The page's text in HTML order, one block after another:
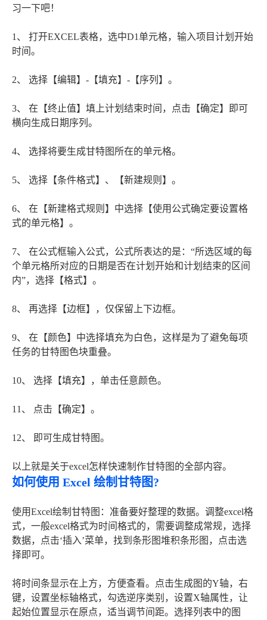
习一下吧！
1、 打开EXCEL表格，选中D1单元格，输入项目计划开始
时间。
2、 选择【编辑】-【填充】-【序列】。
3、 在【终止值】填上计划结束时间，点击【确定】即可
横向生成日期序列。
4、 选择将要生成甘特图所在的单元格。
5、 选择【条件格式】、【新建规则】。
6、 在【新建格式规则】中选择【使用公式确定要设置格
式的单元格】。
7、 在公式框输入公式，公式所表达的是：“所选区域的每
个单元格所对应的日期是否在计划开始和计划结束的区间
内”，选择【格式】。
8、 再选择【边框】，仅保留上下边框。
9、 在【颜色】中选择填充为白色，这样是为了避免每项
任务的甘特图色块重叠。
10、 选择【填充】，单击任意颜色。
11、 点击【确定】。
12、 即可生成甘特图。
以上就是关于excel怎样快速制作甘特图的全部内容。
如何使用 Excel 绘制甘特图?
使用Excel绘制甘特图：准备要好整理的数据。调整excel格
式，一般excel格式为时间格式的，需要调整成常规，选择
数据，点击‘插入’菜单，找到条形图堆积条形图，点击选
择即可。
将时间条显示在上方，方便查看。点击生成图的Y轴，右
键，设置坐标轴格式，勾选逆序类别，设置X轴属性，让
起始位置显示在原点，适当调节间距。选择列表中的图